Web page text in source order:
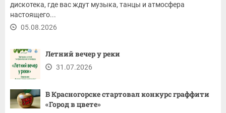
дискотека, где вас ждут музыка, танцы и атмосфера
настоящего...
05.08.2026
Летний вечер у реки
31.07.2026
В Красногорске стартовал конкурс граффити
«Город в цвете»